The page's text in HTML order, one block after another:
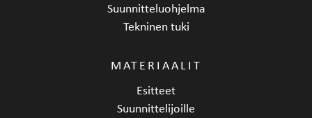
Suunnitteluohjelma
Tekninen tuki
MATERIAALIT
Esitteet
Suunnittelijoille